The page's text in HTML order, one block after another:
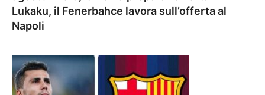
Lukaku, il Fenerbahce lavora sull’offerta al
Napoli